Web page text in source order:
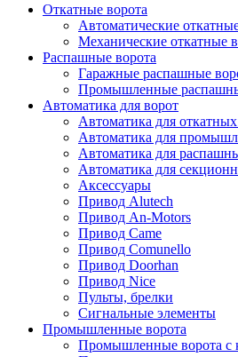
Откатные ворота
Автоматические
Механические откатные
Распашные ворота
Гаражные распашные
Промышленные
Автоматика для ворот
Автоматика для
Автоматика для
Автоматика для
Автоматика для
Аксессуары
Привод Alutech
Привод An-Motors
Привод Came
Привод Comunello
Привод Doorhan
Привод Nice
Пульты, брелки
Сигнальные элементы
Промышленные ворота
Промышленные ворота с